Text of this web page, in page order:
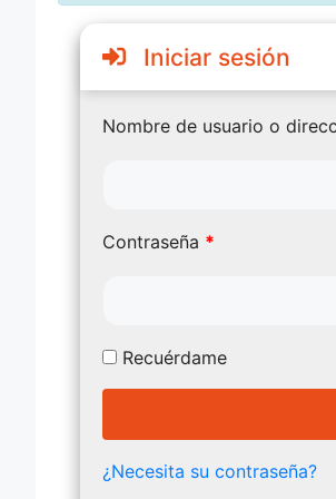
Iniciar sesión
Nombre de usuario o
Contraseña *
Recuérdame
¿Necesita su contraseña?